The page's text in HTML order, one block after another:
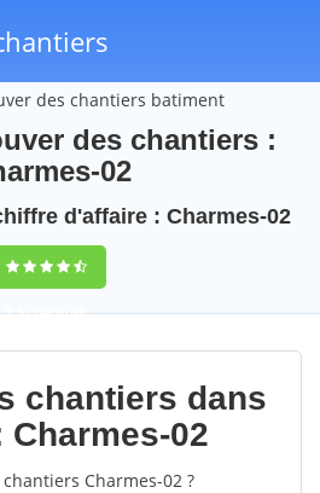
des chantiers batiment
des chantiers :
02
d'affaire : Charmes-02
9,5(100%)40
votes
chantiers dans
02
Charmes-02 ?